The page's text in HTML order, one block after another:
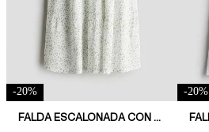
-20%
FALDA ESCALONADA CON CINTURA PANAL DE ABEJA
-20%